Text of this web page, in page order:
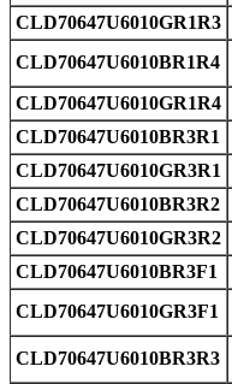
CLD70647U6010GR1R3
CLD70647U6010BR1R4
CLD70647U6010GR1R4
CLD70647U6010BR3R1
CLD70647U6010GR3R1
CLD70647U6010BR3R2
CLD70647U6010GR3R2
CLD70647U6010BR3F1
CLD70647U6010GR3F1
CLD70647U6010BR3R3